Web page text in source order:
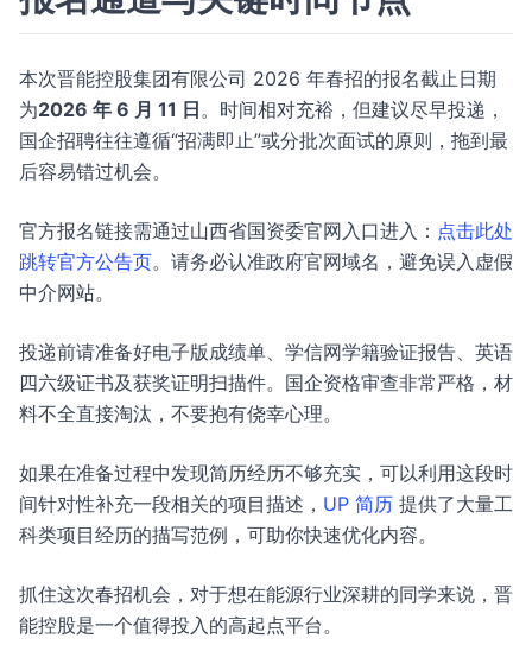
本次晋能控股集团有限公司 2026 年春招的报名截止日期
为2026 年 6 月 11 日。时间相对充裕，但建议尽早投递，
国企招聘往往遵循“招满即止”或分批次面试的原则，拖到最
后容易错过机会。
官方报名链接需通过山西省国资委官网入口进入： 点击此处
跳转官方公告页。请务必认准政府官网域名，避免误入虚假
中介网站。
投递前请准备好电子版成绩单、学信网学籍验证报告、英语
四六级证书及获奖证明扫描件。国企资格审查非常严格，材
料不全直接淘汰，不要抱有侥幸心理。
如果在准备过程中发现简历经历不够充实，可以利用这段时
间针对性补充一段相关的项目描述， UP 简历 提供了大量工
科类项目经历的描写范例，可助你快速优化内容。
抓住这次春招机会，对于想在能源行业深耕的同学来说，晋
能控股是一个值得投入的高起点平台。